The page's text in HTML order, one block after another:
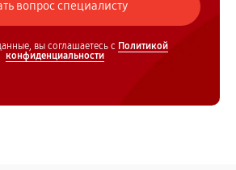
вы соглашаетесь с Политикой
конфиденциальности